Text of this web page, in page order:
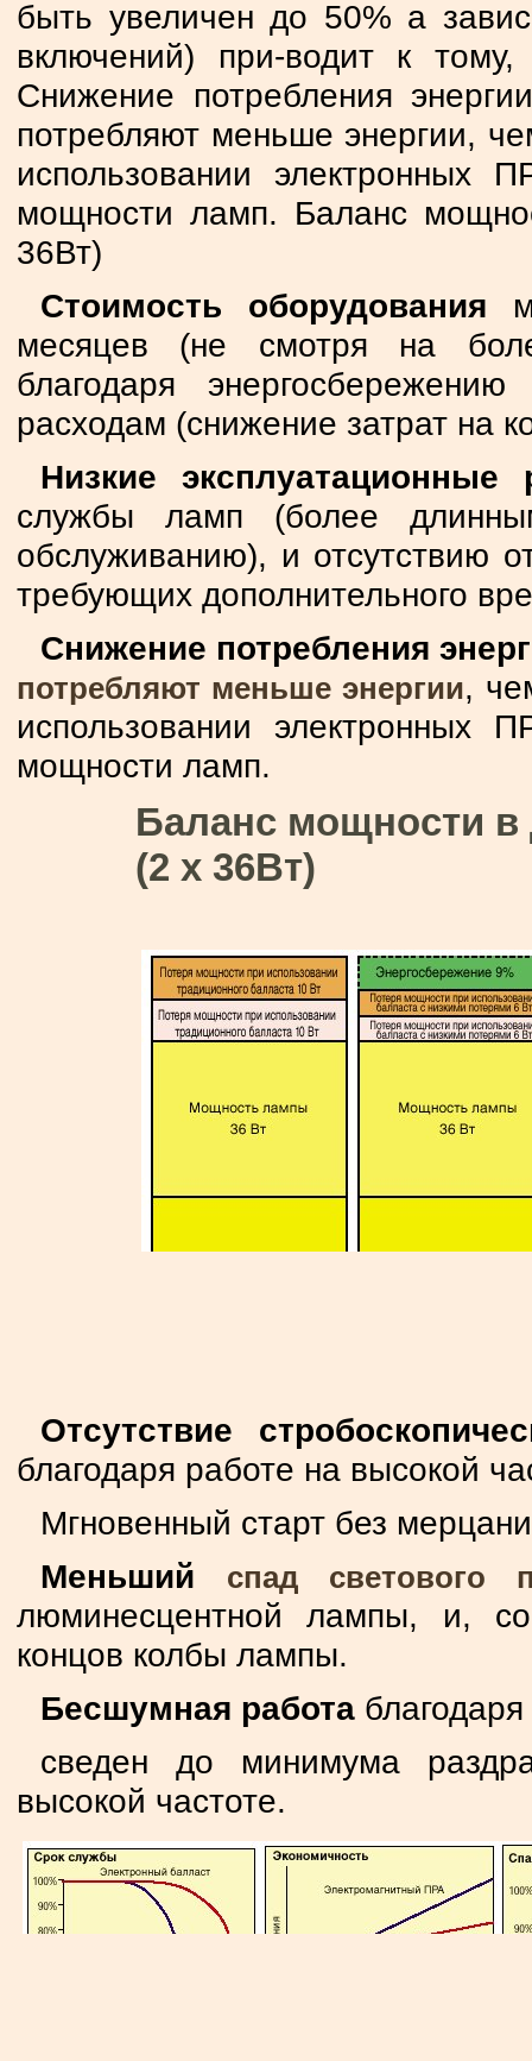
быть увеличен до 50% а
включений) при-водит к
Снижение потребления
потребляют меньше энергии,
использовании электронных
мощности ламп. Баланс
36Вт)
Стоимость оборудования
месяцев (не смотря на
благодаря
расходам (снижение затрат на
Низкие эксплуатационные
службы ламп (более
обслуживанию), и отсутствию
требующих дополнительного
Снижение потребления
потребляют меньше энергии,
использовании электронных
мощности ламп.
Баланс мощности в
(2 х 36Вт)
Отсутствие
благодаря работе на высокой
Мгновенный старт без
Меньший спад светового
люминесцентной лампы, и,
концов колбы лампы.
Бесшумная работа
сведен до минимума
высокой частоте.